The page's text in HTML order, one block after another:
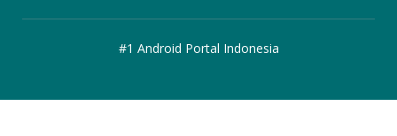
#1 Android Portal Indonesia